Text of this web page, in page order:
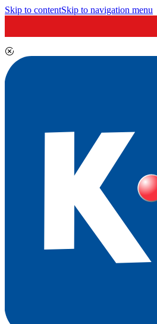
Skip to contentSkip to navigation menu